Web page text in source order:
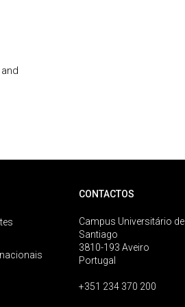
CONTACTOS
Campus Universitário de
Santiago
3810-193 Aveiro
Portugal
+351 234 370 200